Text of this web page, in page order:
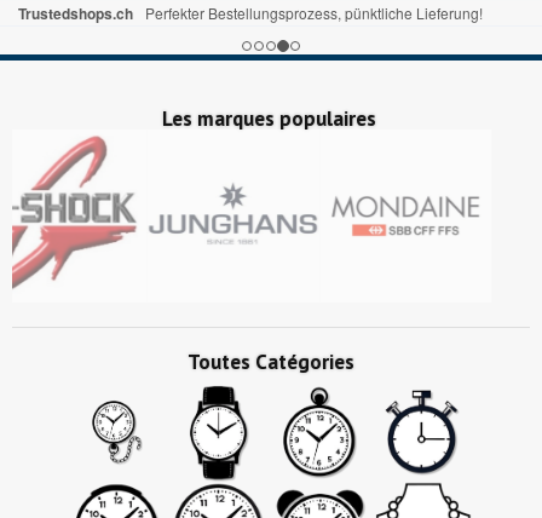
Trustedshops.ch Perfekter Bestellungsprozess, pünktliche Lieferung!
Les marques populaires
Toutes Catégories